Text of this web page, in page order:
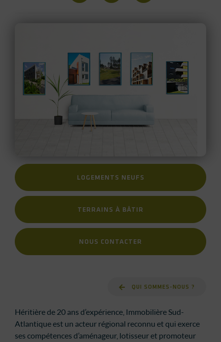
LOGEMENTS NEUFS
TERRAINS À BÂTIR
NOUS CONTACTER
QUI SOMMES-NOUS ?
Héritière de 20 ans d’expérience, Immobilière Sud-
Atlantique est un acteur régional reconnu et qui exerce
ses compétences d’aménageur, lotisseur et promoteur